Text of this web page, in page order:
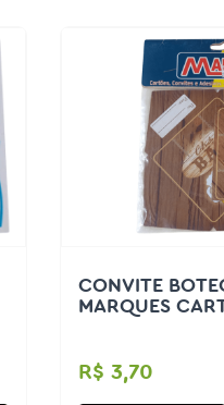
CONVITE
MARQUES
R$ 3,70